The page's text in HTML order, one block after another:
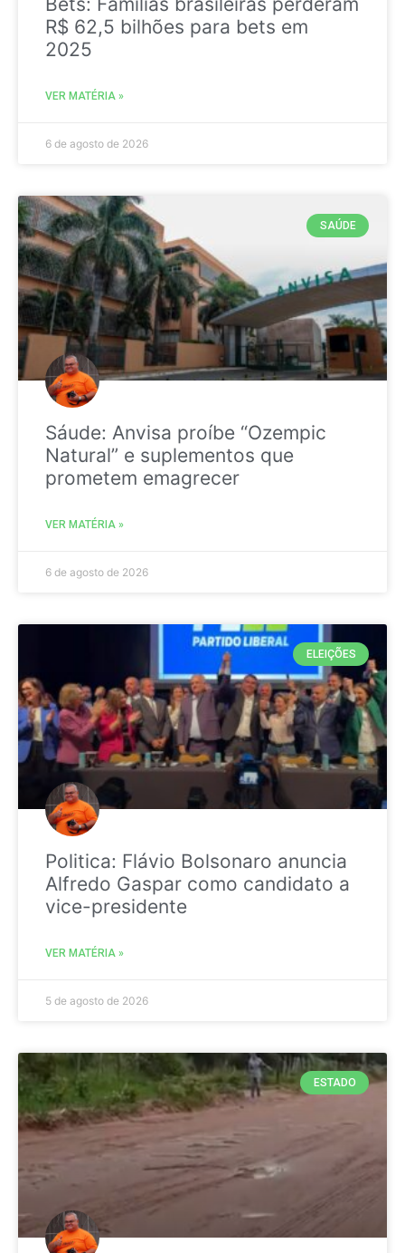
R$ 62,5 bilhões para bets em
2025
VER MATÉRIA »
6 de agosto de 2026
SAÚDE
Sáude: Anvisa proíbe “Ozempic
Natural” e suplementos que
prometem emagrecer
VER MATÉRIA »
6 de agosto de 2026
ELEIÇÕES
Politica: Flávio Bolsonaro anuncia
Alfredo Gaspar como candidato a
vice-presidente
VER MATÉRIA »
5 de agosto de 2026
ESTADO